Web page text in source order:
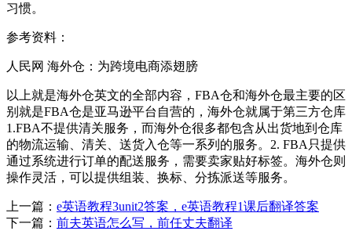
习惯。
参考资料：
人民网 海外仓：为跨境电商添翅膀
以上就是海外仓英文的全部内容，FBA仓和海外仓最主要的区
别就是FBA仓是亚马逊平台自营的，海外仓就属于第三方仓库
1.FBA不提供清关服务，而海外仓很多都包含从出货地到仓库
的物流运输、清关、送货入仓等一系列的服务。2. FBA只提供
通过系统进行订单的配送服务，需要卖家贴好标签。海外仓则
操作灵活，可以提供组装、换标、分拣派送等服务。
上一篇： e英语教程3unit2答案，e英语教程1课后翻译答案
下一篇： 前夫英语怎么写，前任丈夫翻译